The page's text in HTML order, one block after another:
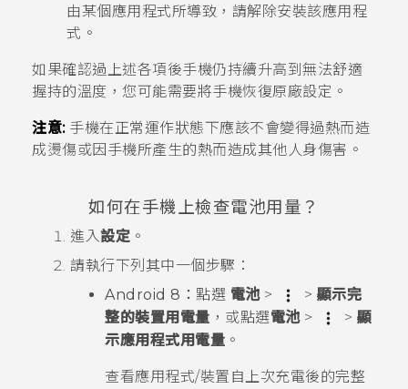
由某個應用程式所導致，請解除安裝該應用程
式。
如果確認過上述各項後手機仍持續升高到無法舒適
握持的溫度，您可能需要將手機恢復原廠設定。
注意:手機在正常運作狀態下應該不會變得過熱而造
成燙傷或因手機所產生的熱而造成其他人身傷害。
如何在手機上檢查電池用量？
進入設定 。
請執行下列其中一個步驟：
Android 8： 點選 電池> > 顯示完
整的裝置用電量 ，或點選電池> > 顯
示應用程式用電量 。
查看應用程式/裝置自上次充電後的完整